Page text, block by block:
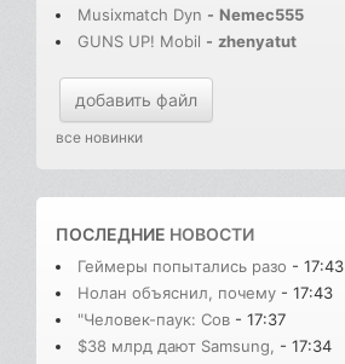
Musixmatch Dyn - Nemec555
GUNS UP! Mobil - zhenyatut
добавить файл
все новинки
ПОСЛЕДНИЕ НОВОСТИ
Геймеры попытались разо - 17:43
Нолан объяснил, почему - 17:43
"Человек-паук: Сов - 17:37
$38 млрд дают Samsung, - 17:34